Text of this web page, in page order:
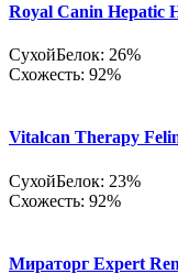
Royal Canin Hepatic
СухойБелок: 26%
Схожесть: 92%
Vitalcan Therapy
СухойБелок: 23%
Схожесть: 92%
Мираторг Expert